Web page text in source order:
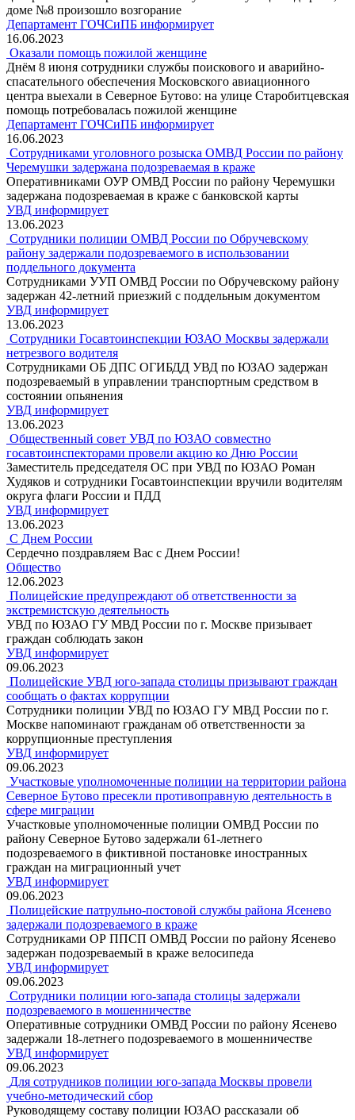
доме №8 произошло возгорание
Департамент ГОЧСиПБ информирует
16.06.2023
Оказали помощь пожилой женщине
Днём 8 июня сотрудники службы поискового и аварийно-
спасательного обеспечения Московского авиационного
центра выехали в Северное Бутово: на улице Старобитцевская
помощь потребовалась пожилой женщине
Департамент ГОЧСиПБ информирует
16.06.2023
Сотрудниками уголовного розыска ОМВД России по району
Черемушки задержана подозреваемая в краже
Оперативниками ОУР ОМВД России по району Черемушки
задержана подозреваемая в краже с банковской карты
УВД информирует
13.06.2023
Сотрудники полиции ОМВД России по Обручевскому
району задержали подозреваемого в использовании
поддельного документа
Сотрудниками УУП ОМВД России по Обручевскому району
задержан 42-летний приезжий с поддельным документом
УВД информирует
13.06.2023
Сотрудники Госавтоинспекции ЮЗАО Москвы задержали
нетрезвого водителя
Сотрудниками ОБ ДПС ОГИБДД УВД по ЮЗАО задержан
подозреваемый в управлении транспортным средством в
состоянии опьянения
УВД информирует
13.06.2023
Общественный совет УВД по ЮЗАО совместно
госавтоинспекторами провели акцию ко Дню России
Заместитель председателя ОС при УВД по ЮЗАО Роман
Худяков и сотрудники Госавтоинспекции вручили водителям
округа флаги России и ПДД
УВД информирует
13.06.2023
C Днем России
Сердечно поздравляем Вас с Днем России!
Общество
12.06.2023
Полицейские предупреждают об ответственности за
экстремистскую деятельность
УВД по ЮЗАО ГУ МВД России по г. Москве призывает
граждан соблюдать закон
УВД информирует
09.06.2023
Полицейские УВД юго-запада столицы призывают граждан
сообщать о фактах коррупции
Сотрудники полиции УВД по ЮЗАО ГУ МВД России по г.
Москве напоминают гражданам об ответственности за
коррупционные преступления
УВД информирует
09.06.2023
Участковые уполномоченные полиции на территории района
Северное Бутово пресекли противоправную деятельность в
сфере миграции
Участковые уполномоченные полиции ОМВД России по
району Северное Бутово задержали 61-летнего
подозреваемого в фиктивной постановке иностранных
граждан на миграционный учет
УВД информирует
09.06.2023
Полицейские патрульно-постовой службы района Ясенево
задержали подозреваемого в краже
Сотрудниками ОР ППСП ОМВД России по району Ясенево
задержан подозреваемый в краже велосипеда
УВД информирует
09.06.2023
Сотрудники полиции юго-запада столицы задержали
подозреваемого в мошенничестве
Оперативные сотрудники ОМВД России по району Ясенево
задержали 18-летнего подозреваемого в мошенничестве
УВД информирует
09.06.2023
Для сотрудников полиции юго-запада Москвы провели
учебно-методический сбор
Руководящему составу полиции ЮЗАО рассказали об